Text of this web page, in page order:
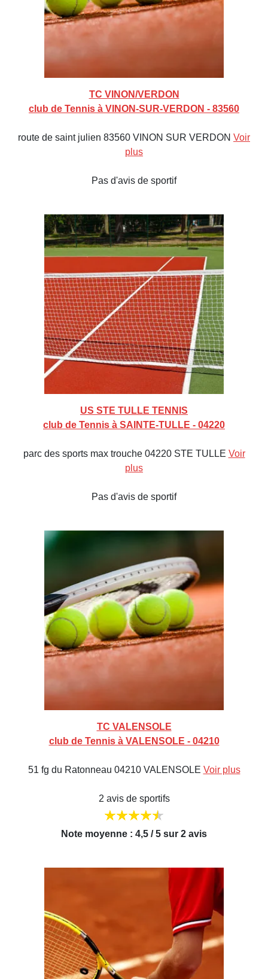
TC VINON/VERDON
club de Tennis à VINON-SUR-VERDON - 83560
route de saint julien 83560 VINON SUR VERDON Voir
plus
Pas d'avis de sportif
US STE TULLE TENNIS
club de Tennis à SAINTE-TULLE - 04220
parc des sports max trouche 04220 STE TULLE Voir
plus
Pas d'avis de sportif
TC VALENSOLE
club de Tennis à VALENSOLE - 04210
51 fg du Ratonneau 04210 VALENSOLE Voir plus
2 avis de sportifs
Note moyenne : 4,5 / 5 sur 2 avis